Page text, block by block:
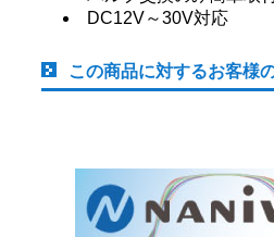
DC12V～30V対応
この商品に対するお客様